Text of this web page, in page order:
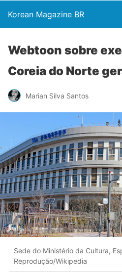
Korean Magazine BR
Webtoon sobre
Coreia do Norte
Marian Silva Santos
Sede do Ministério da Cultura,
Reprodução/Wikipedia